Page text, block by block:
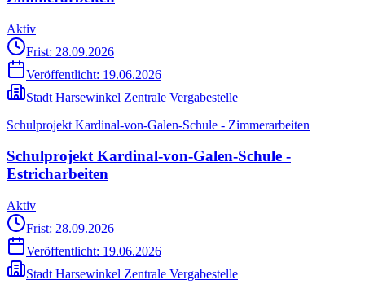
Aktiv
Frist: 28.09.2026
Veröffentlicht: 19.06.2026
Stadt Harsewinkel Zentrale Vergabestelle
Schulprojekt Kardinal-von-Galen-Schule - Zimmerarbeiten
Schulprojekt Kardinal-von-Galen-Schule -
Estricharbeiten
Aktiv
Frist: 28.09.2026
Veröffentlicht: 19.06.2026
Stadt Harsewinkel Zentrale Vergabestelle